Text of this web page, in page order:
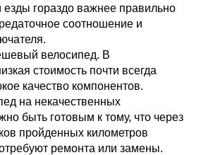
гораздо важнее правильно
соотношение и
велосипед. В
стоимость почти всегда
качество компонентов.
на некачественных
быть готовым к тому, что через
пройденных километров
ремонта или замены.